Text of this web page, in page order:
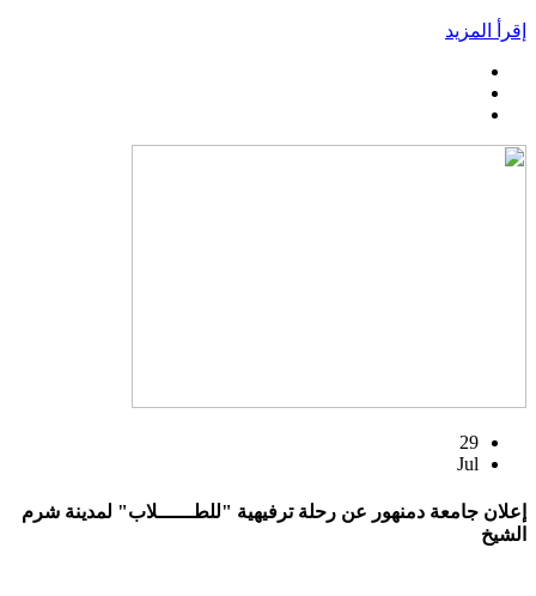
إقرأ المزيد
29
Jul
إعلان جامعة دمنهور عن رحلة ترفيهية "للطــــــلاب" لمدينة شرم
الشيخ